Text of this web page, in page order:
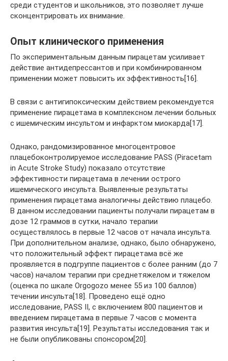
среди студентов и школьников, это позволяет лучше
сконцентрировать их внимание.
Опыт клинического применения
По экспериментальным данным пирацетам усиливает
действие антидепрессантов и при комбинированном
применении может повысить их эффективность[16].
В связи с антигипоксическим действием рекомендуется
применение пирацетама в комплексном лечении больных
с ишемическим инсультом и инфарктом миокарда[17].
Однако, рандомизированное многоцентровое
плацебоконтролируемое исследование PASS (Piracetam
in Acute Stroke Study) показало отсутствие
эффективности пирацетама в лечении острого
ишемического инсульта. Выявленные результаты
применения пирацетама аналогичны действию плацебо.
В данном исследовании пациенты получали пирацетам в
дозе 12 граммов в сутки, начало терапии
осуществлялось в первые 12 часов от начала инсульта.
При дополнительном анализе, однако, было обнаружено,
что положительный эффект пирацетама всё же
проявляется в подгруппе пациентов с более ранним (до 7
часов) началом терапии при среднетяжелом и тяжелом
(оценка по шкале Orgogozo менее 55 из 100 баллов)
течении инсульта[18]. Проведено ещё одно
исследование, PASS II, с включением 800 пациентов и
введением пирацетама в первые 7 часов с момента
развития инсульта[19]. Результаты исследования так и
не были опубликованы спонсором[20].